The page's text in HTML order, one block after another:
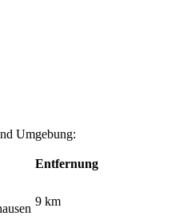
Umgebung:
Entfernung
9 km